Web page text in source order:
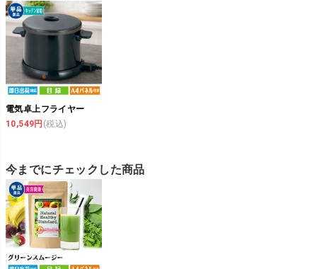
電気卓上フライヤー
10,549円 (税込)
今までにチェックした商品